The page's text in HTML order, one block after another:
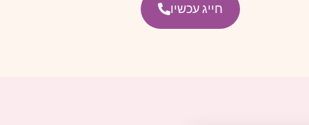
חייג עכשיו